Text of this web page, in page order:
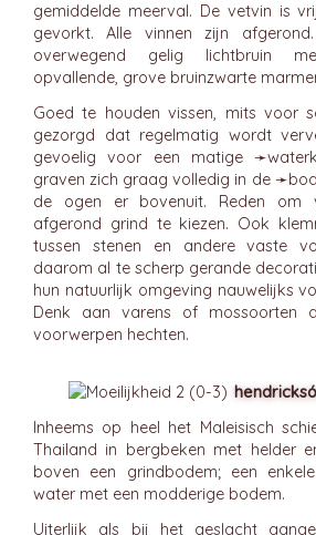
gemiddelde meerval. De vetvin is
gevorkt. Alle vinnen zijn
overwegend gelig lichtbruin
opvallende, grove bruinzwarte
Goed te houden vissen, mits voor
gezorgd dat regelmatig wordt
gevoelig voor een matige ➛
graven zich graag volledig in de ➛
de ogen er bovenuit. Reden
afgerond grind te kiezen. Ook
tussen stenen en andere vaste
daarom al te scherp gerande
hun natuurlijk omgeving nauwelijks
Denk aan varens of mossoorten
voorwerpen hechten.
Inheems op heel het Maleisisch
Thailand in bergbeken met helder
boven een grindbodem; een
water met een modderige bodem.
Uiterlijk als bij het geslacht